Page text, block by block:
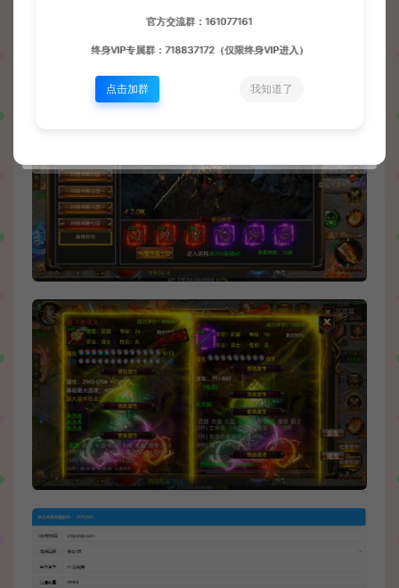
官方交流群：161077161
终身VIP专属群：718837172（仅限终身VIP进入）
点击加群 我知道了